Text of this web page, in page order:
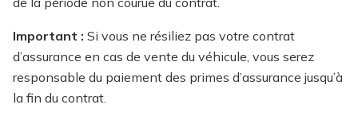
Important : Si vous ne résiliez pas votre contrat
d’assurance en cas de vente du véhicule, vous serez
responsable du paiement des primes d’assurance jusqu’à
la fin du contrat.